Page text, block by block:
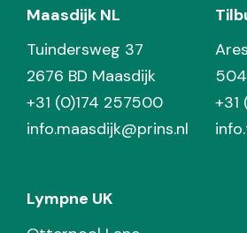
Maasdijk NL
Tuindersweg 37
2676 BD Maasdijk
+31 (0)174 257500
info.maasdijk@prins.nl
+31
Lympne UK